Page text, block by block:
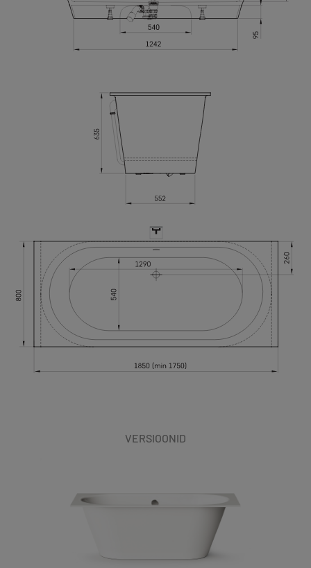
VERSIOONID